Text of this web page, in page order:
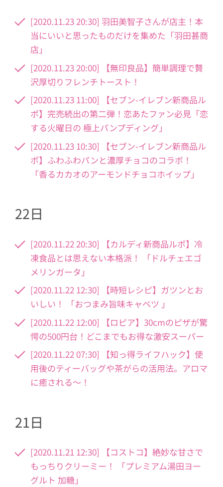
[2020.11.23 20:30] 羽田美智子さんが店主！本
当にいいと思ったものだけを集めた「羽田甚商
店」
[2020.11.23 20:00] 【無印良品】簡単調理で贅
沢厚切りフレンチトースト！
[2020.11.23 11:00] 【セブン-イレブン新商品ル
ポ】完売続出の第二弾！恋あたファン必見「恋
する火曜日の 極上パンプディング」
[2020.11.23 10:30] 【セブン-イレブン新商品ル
ポ】ふわふわパンと濃厚チョコのコラボ！
「香るカカオのアーモンドチョコホイップ」
22日
[2020.11.22 20:30] 【カルディ新商品ルポ】冷
凍食品とは思えない本格派！ 「ドルチェエゴ
メリンガータ」
[2020.11.22 12:30] 【時短レシピ】ガツンとお
いしい！ 「おつまみ旨味キャベツ 」
[2020.11.22 12:00] 【ロピア】30cmのピザが驚
愕の500円台！どこまでもお得な激安スーパー
[2020.11.22 07:30] 【知っ得ライフハック】使
用後のティーバッグや茶がらの活用法。アロマ
に癒される〜！
21日
[2020.11.21 12:30] 【コストコ】絶妙な甘さで
もっちりクリーミー！ 「プレミアム湯田ヨー
グルト 加糖」